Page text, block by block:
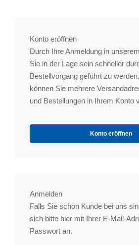
Konto eröffnen
Durch Ihre Anmeldung in
Sie in der Lage sein schneller
Bestellvorgang geführt zu
können Sie mehrere
und Bestellungen in Ihrem Konto
Konto eröffnen
Anmelden
Falls Sie schon Kunde bei uns
sich bitte hier mit Ihrer E-Mail-
Passwort an.